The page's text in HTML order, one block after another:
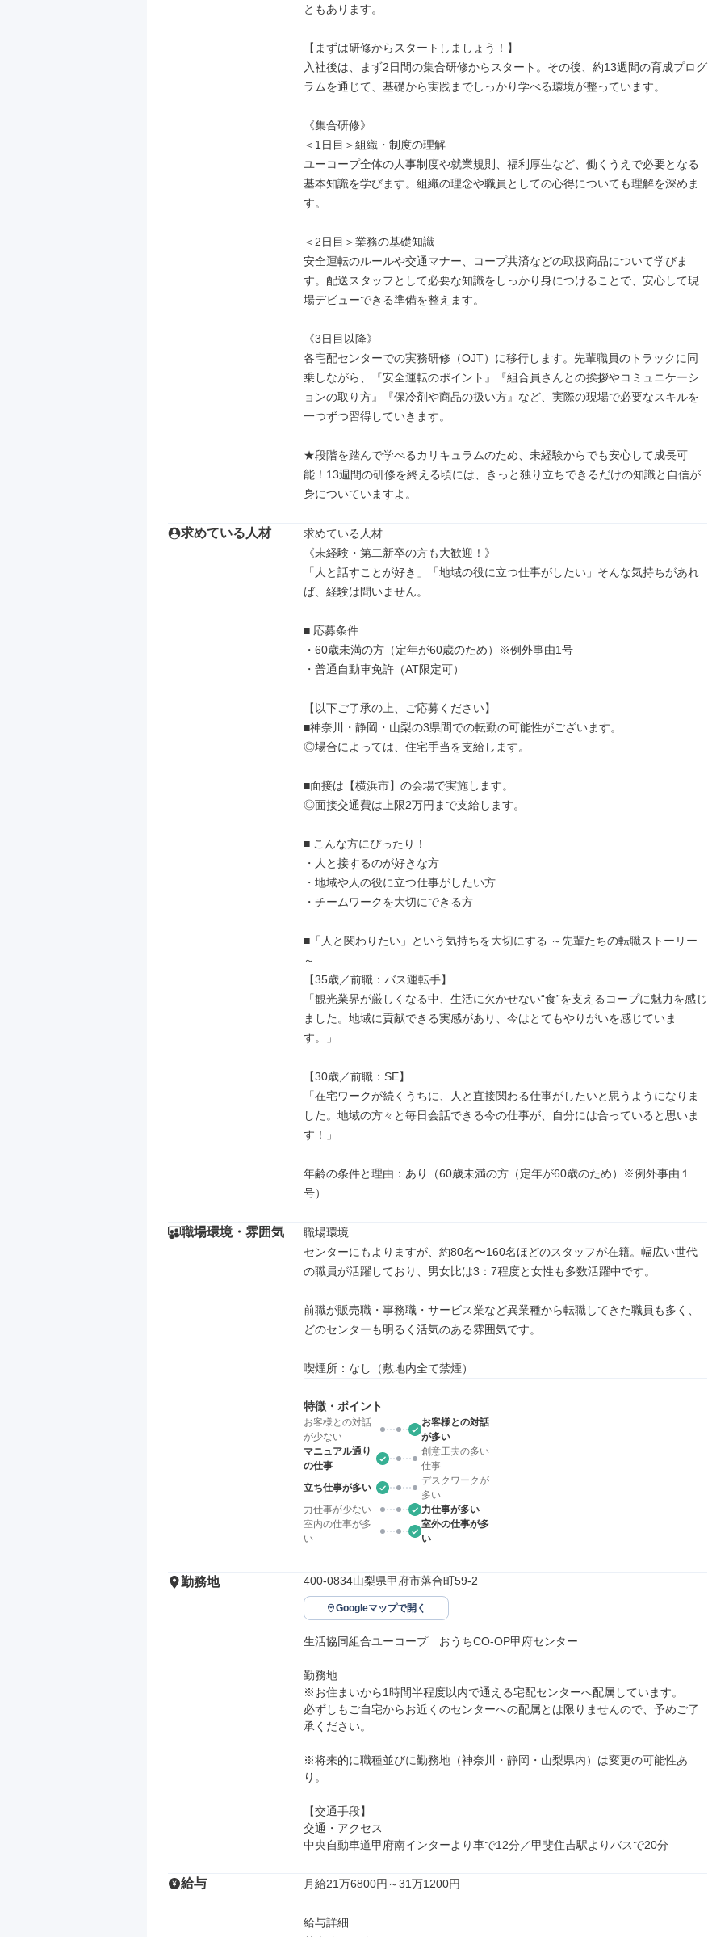
ともあります。
【まずは研修からスタートしましょう！】
入社後は、まず2日間の集合研修からスタート。その後、約13週間の育成プログ
ラムを通じて、基礎から実践までしっかり学べる環境が整っています。
《集合研修》
＜1日目＞組織・制度の理解
ユーコープ全体の人事制度や就業規則、福利厚生など、働くうえで必要となる
基本知識を学びます。組織の理念や職員としての心得についても理解を深めま
す。
＜2日目＞業務の基礎知識
安全運転のルールや交通マナー、コープ共済などの取扱商品について学びま
す。配送スタッフとして必要な知識をしっかり身につけることで、安心して現
場デビューできる準備を整えます。
《3日目以降》
各宅配センターでの実務研修（OJT）に移行します。先輩職員のトラックに同
乗しながら、『安全運転のポイント』『組合員さんとの挨拶やコミュニケーシ
ョンの取り方』『保冷剤や商品の扱い方』など、実際の現場で必要なスキルを
一つずつ習得していきます。
★段階を踏んで学べるカリキュラムのため、未経験からでも安心して成長可
能！13週間の研修を終える頃には、きっと独り立ちできるだけの知識と自信が
身についていますよ。
求めている人材
求めている人材
《未経験・第二新卒の方も大歓迎！》
「人と話すことが好き」「地域の役に立つ仕事がしたい」そんな気持ちがあれ
ば、経験は問いません。
■ 応募条件
・60歳未満の方（定年が60歳のため）※例外事由1号
・普通自動車免許（AT限定可）
【以下ご了承の上、ご応募ください】
■神奈川・静岡・山梨の3県間での転勤の可能性がございます。
◎場合によっては、住宅手当を支給します。
■面接は【横浜市】の会場で実施します。
◎面接交通費は上限2万円まで支給します。
■ こんな方にぴったり！
・人と接するのが好きな方
・地域や人の役に立つ仕事がしたい方
・チームワークを大切にできる方
■「人と関わりたい」という気持ちを大切にする ～先輩たちの転職ストーリー
～
【35歳／前職：バス運転手】
「観光業界が厳しくなる中、生活に欠かせない“食”を支えるコープに魅力を感じ
ました。地域に貢献できる実感があり、今はとてもやりがいを感じていま
す。」
【30歳／前職：SE】
「在宅ワークが続くうちに、人と直接関わる仕事がしたいと思うようになりま
した。地域の方々と毎日会話できる今の仕事が、自分には合っていると思いま
す！」
年齢の条件と理由：あり（60歳未満の方（定年が60歳のため）※例外事由１
号）
職場環境・雰囲気
職場環境
センターにもよりますが、約80名〜160名ほどのスタッフが在籍。幅広い世代
の職員が活躍しており、男女比は3：7程度と女性も多数活躍中です。
前職が販売職・事務職・サービス業など異業種から転職してきた職員も多く、
どのセンターも明るく活気のある雰囲気です。
喫煙所：なし（敷地内全て禁煙）
特徴・ポイント
お客様との対話
が少ない
お客様との対話
が多い
マニュアル通り
の仕事
創意工夫の多い
仕事
立ち仕事が多い
デスクワークが
多い
力仕事が少ない
力仕事が多い
室内の仕事が多
い
室外の仕事が多
い
勤務地 400-0834山梨県甲府市落合町59-2
Googleマップで開く
生活協同組合ユーコープ　おうちCO-OP甲府センター
勤務地
※お住まいから1時間半程度以内で通える宅配センターへ配属しています。
必ずしもご自宅からお近くのセンターへの配属とは限りませんので、予めご了
承ください。
※将来的に職種並びに勤務地（神奈川・静岡・山梨県内）は変更の可能性あ
り。
【交通手段】
交通・アクセス
中央自動車道甲府南インターより車で12分／甲斐住吉駅よりバスで20分
給与 月給21万6800円～31万1200円
給与詳細